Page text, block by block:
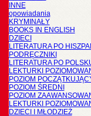
INNE
opowiadania
KRYMINAŁY
BOOKS IN ENGLISH
DZIECI
LITERATURA PO
PODRĘCZNIKI
LITERATURA PO
LEKTURKI
POZIOM
POZIOM ŚREDNI
POZIOM
LEKTURKI
DZIECI I MŁODZIEŻ